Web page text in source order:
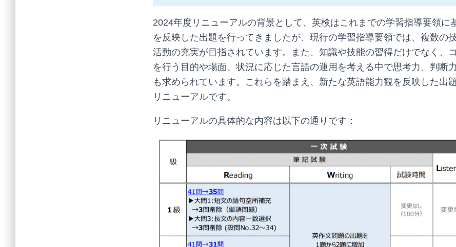
2024年度リニューアルの背景として、英検はこれまでの学習指導要領に
を反映した出題を行ってきましたが、現行の学習指導要領では、複数の
活動の充実が目指されています。また、知識や技能の習得だけでなく、
を行う目的や場面、状況に応じた言語の運用を考える中で思考力、判断
も求められています。これらを踏まえ、新たな英語能力観を反映した出
リニューアルです。
リニューアルの具体的な内容は以下の通りです：